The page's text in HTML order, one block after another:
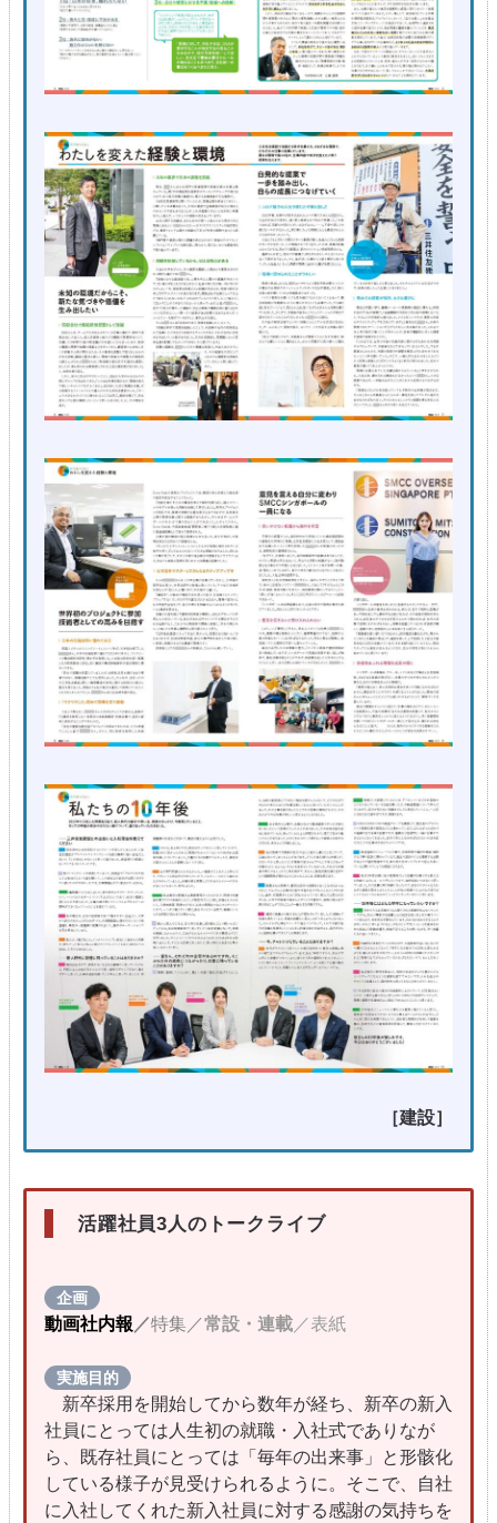
［建設］
活躍社員3人のトークライブ
企画
動画社内報 ／特集／常設・連載 ／表紙
実施目的
新卒採用を開始してから数年が経ち、新卒の新入
社員にとっては人生初の就職・入社式でありなが
ら、既存社員にとっては「毎年の出来事」と形骸化
している様子が見受けられるように。そこで、自社
に入社してくれた新入社員に対する感謝の気持ちを